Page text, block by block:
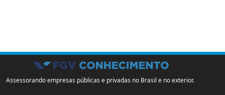
Assessorando empresas públicas e privadas no Brasil e no exterior.